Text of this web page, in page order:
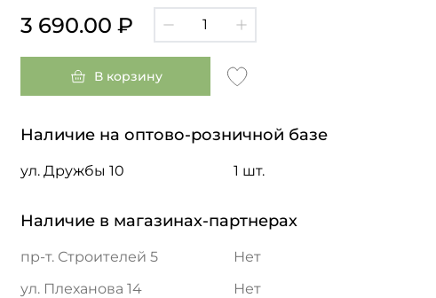
3 690.00 ₽
В корзину
Наличие на оптово-розничной базе
ул. Дружбы 10 1 шт.
Наличие в магазинах-партнерах
пр-т. Строителей 5
Нет
ул. Плеханова 14
Нет